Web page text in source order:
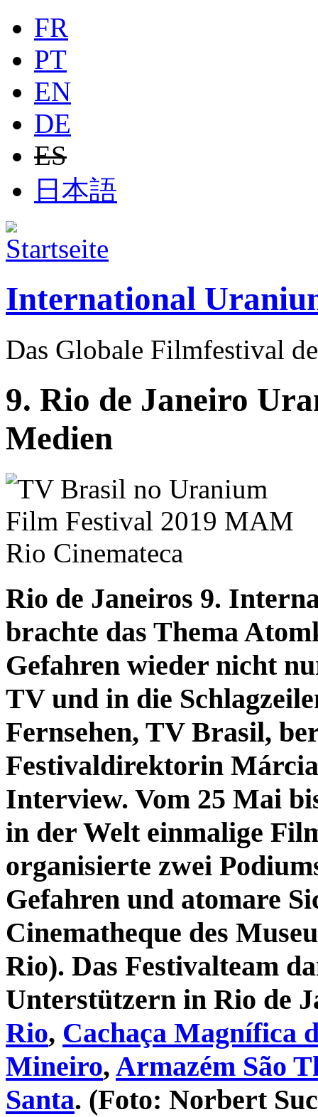
Jump to navigation
FR
PT
EN
DE
ES
日本語
International
Das Globale Filmfestival
9. Rio de Janeiro
Medien
Rio de Janeiros 9.
brachte das Thema
Gefahren wieder nicht
TV und in die
Fernsehen, TV Brasil,
Festivaldirektorin
Interview. Vom 25 Mai
in der Welt einmalige
organisierte zwei
Gefahren und atomare
Cinematheque des
Rio). Das Festivalteam
Unterstützern in Rio de
Rio, Cachaça Magnífica
Mineiro, Armazém São
Santa. (Foto: Norbert